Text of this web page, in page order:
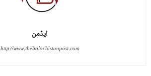
ایڈمن
http://www.thebalochistanpost.com